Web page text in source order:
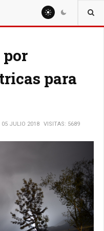
para
05 JULIO 2018 VISITAS: 5689